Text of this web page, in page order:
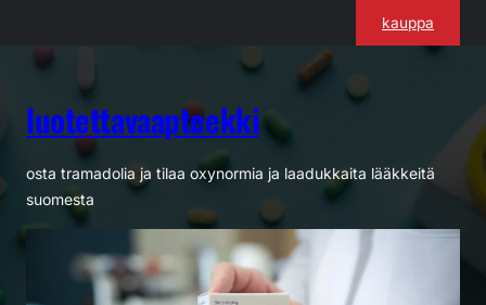
kauppa
luotettavaapteekki
osta tramadolia ja tilaa oxynormia ja laadukkaita lääkkeitä
suomesta